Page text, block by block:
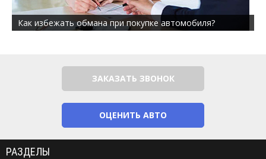
Как избежать обмана при покупке автомобиля?
ЗАКАЗАТЬ ЗВОНОК
ОЦЕНИТЬ АВТО
РАЗДЕЛЫ